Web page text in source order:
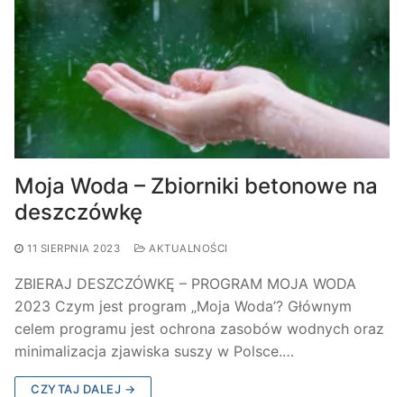
Moja Woda – Zbiorniki betonowe na
deszczówkę
11 SIERPNIA 2023 AKTUALNOŚCI
ZBIERAJ DESZCZÓWKĘ – PROGRAM MOJA WODA
2023 Czym jest program „Moja Woda’? Głównym
celem programu jest ochrona zasobów wodnych oraz
minimalizacja zjawiska suszy w Polsce.…
CZYTAJ DALEJ →